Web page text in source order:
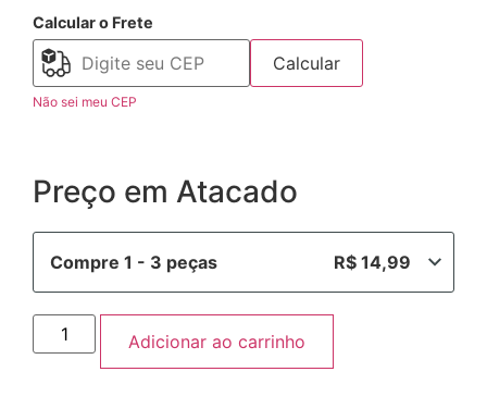
Calcular o Frete
Calcular
Não sei meu CEP
Preço em Atacado
Compre 1 - 3 peças R$ 14,99
Adicionar ao carrinho